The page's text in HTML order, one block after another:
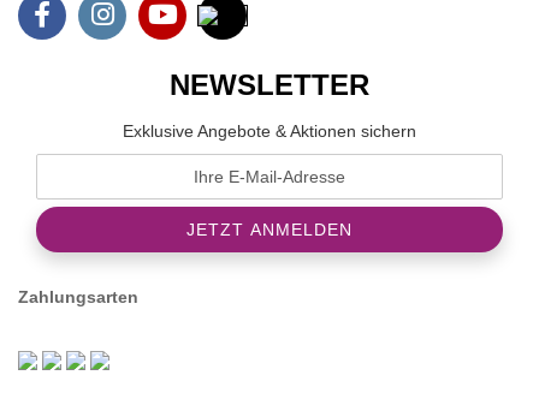
NEWSLETTER
Exklusive Angebote & Aktionen sichern
Zahlungsarten